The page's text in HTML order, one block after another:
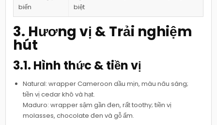
biến
biệt
3. Hương vị & Trải nghiệm
hút
3.1. Hình thức & tiền vị
Natural: wrapper Cameroon dầu mịn, màu nâu sáng;
tiền vị cedar khô và hạt.
Maduro: wrapper sậm gần đen, rất toothy; tiền vị
molasses, chocolate đen và gỗ ẩm.